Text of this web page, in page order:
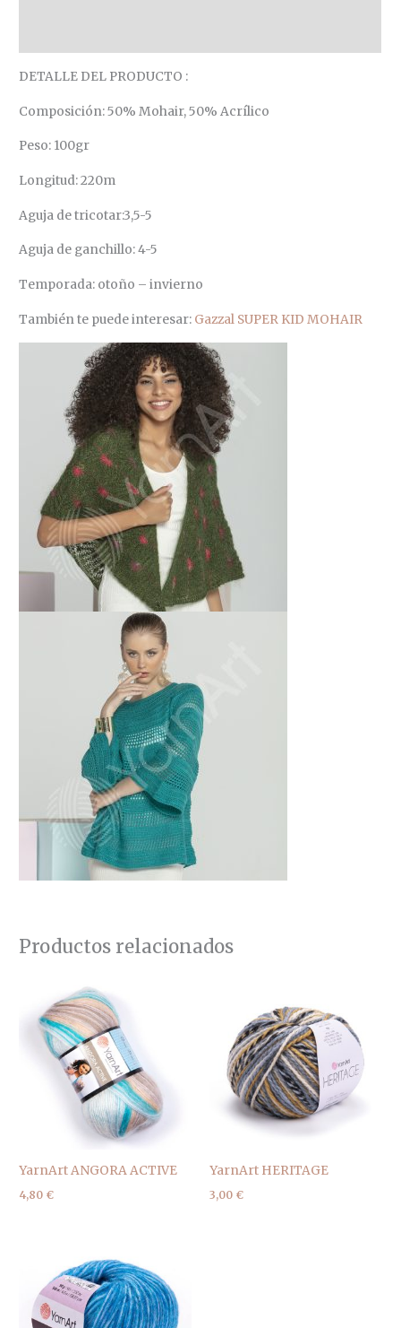
DETALLE DEL PRODUCTO :
Composición: 50% Mohair, 50% Acrílico
Peso: 100gr
Longitud: 220m
Aguja de tricotar:3,5-5
Aguja de ganchillo: 4-5
Temporada: otoño – invierno
También te puede interesar: Gazzal SUPER KID MOHAIR
Productos relacionados
YarnArt ANGORA ACTIVE
4,80 €
YarnArt HERITAGE
3,00 €